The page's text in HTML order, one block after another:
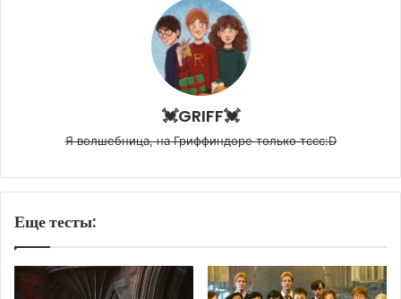
💓GRIFF💓
Я волшебница, на Гриффиндоре только тссс:D
Еще тесты: